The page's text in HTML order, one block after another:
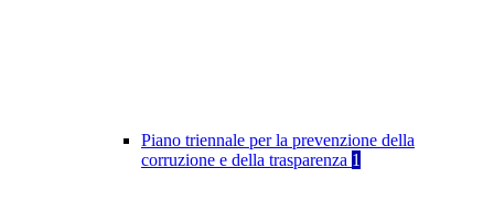
Piano triennale per la prevenzione della
corruzione e della trasparenza 1